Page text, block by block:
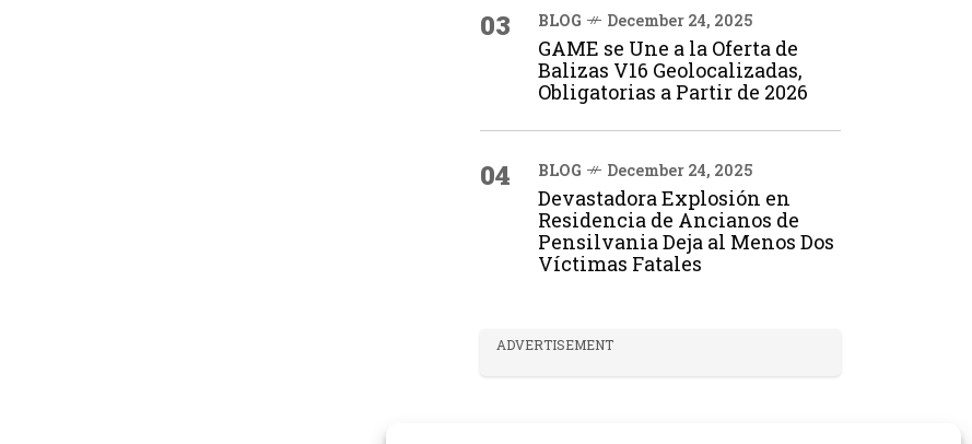
03 BLOG December 24, 2025
GAME se Une a la Oferta de
Balizas V16 Geolocalizadas,
Obligatorias a Partir de 2026
04 BLOG December 24, 2025
Devastadora Explosión en
Residencia de Ancianos de
Pensilvania Deja al Menos Dos
Víctimas Fatales
ADVERTISEMENT